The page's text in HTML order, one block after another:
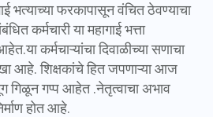
भत्याच्या फरकापासून वंचित ठेवण्याचा
कर्मचारी या महागाई भत्ता
कर्मचाऱ्यांचा दिवाळीच्या सणाचा
आहे. शिक्षकांचे हित जपणाऱ्या आज
गप्प आहेत .नेतृत्वाचा अभाव
होत आहे.